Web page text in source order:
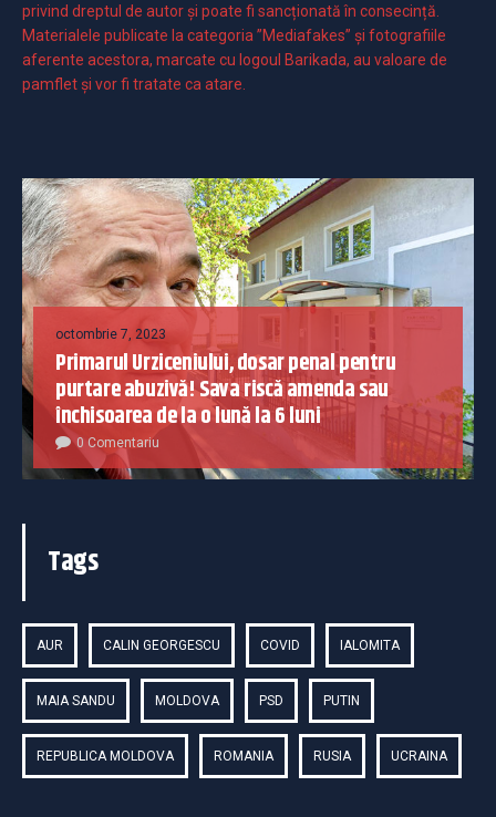
privind dreptul de autor și poate fi sancționată în consecință.
Materialele publicate la categoria ”Mediafakes” și fotografiile
aferente acestora, marcate cu logoul Barikada, au valoare de
pamflet și vor fi tratate ca atare.
octombrie 7, 2023
Primarul Urziceniului, dosar penal pentru
purtare abuzivă! Sava riscă amenda sau
închisoarea de la o lună la 6 luni
0 Comentariu
Tags
AUR CALIN GEORGESCU COVID IALOMITA
MAIA SANDU MOLDOVA PSD PUTIN
REPUBLICA MOLDOVA ROMANIA RUSIA UCRAINA